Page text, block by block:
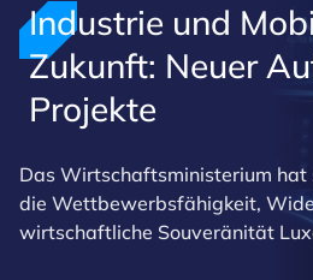
Industrie und
Zukunft: Neuer
Projekte
Das Wirtschaftsministerium hat
die Wettbewerbsfähigkeit,
wirtschaftliche Souveränität